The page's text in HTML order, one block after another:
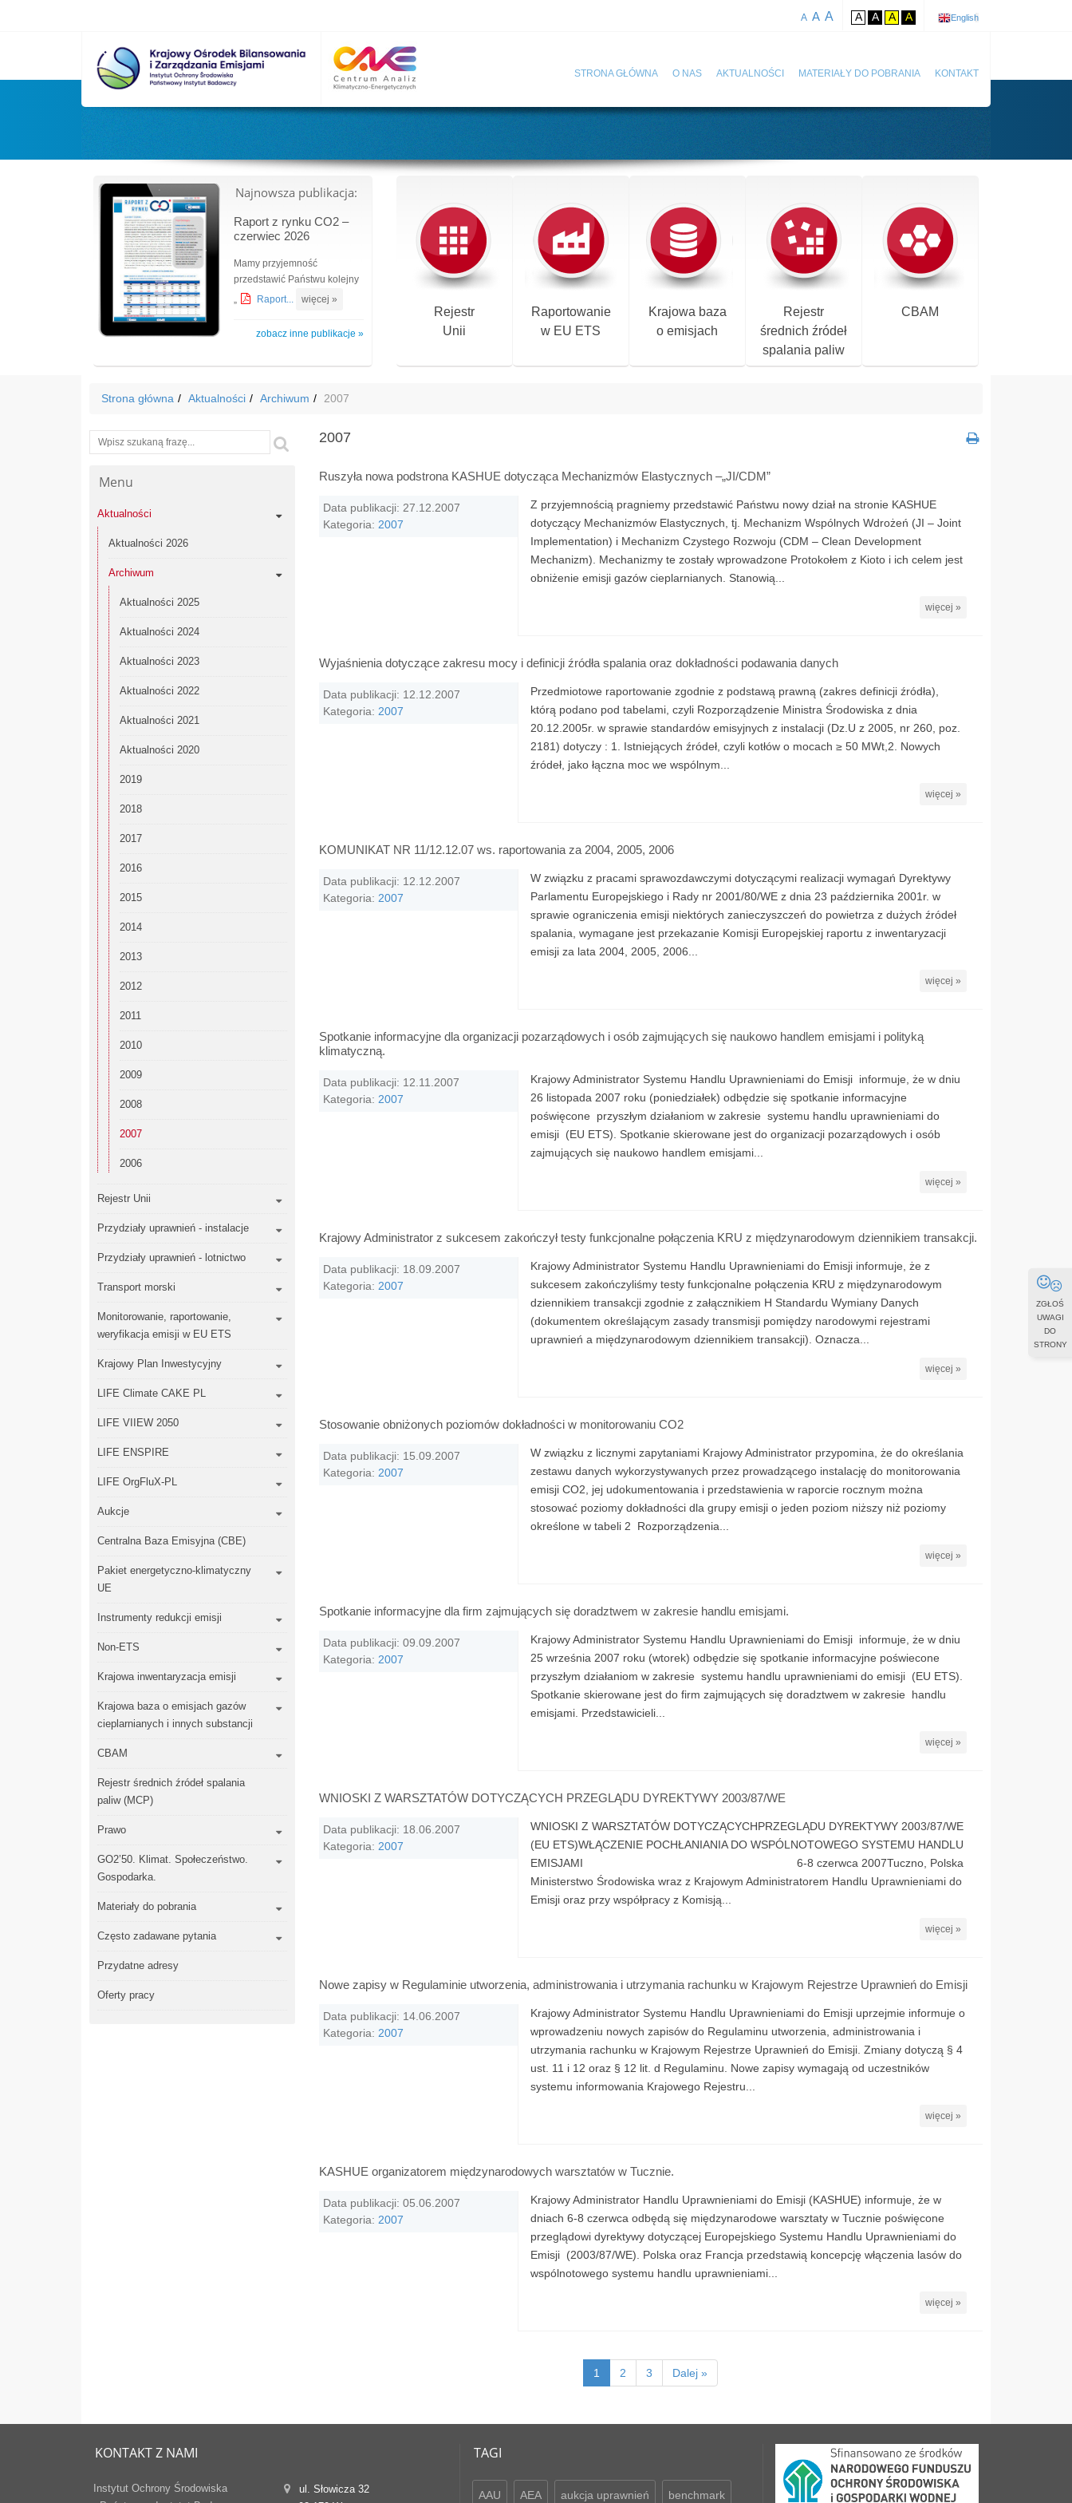
A A A A A A A English
STRONA GŁÓWNA O NAS AKTUALNOŚCI MATERIAŁY DO POBRANIA KONTAKT
Najnowsza publikacja:
Raport z rynku CO2 –
czerwiec 2026
Mamy przyjemność
przedstawić Państwu kolejny
„
Raport... więcej »
zobacz inne publikacje »
Rejestr
Unii
Raportowanie
w EU ETS
Krajowa baza
o emisjach
Rejestr
średnich źródeł
spalania paliw
CBAM
Strona główna Aktualności Archiwum 2007
Wyszukiwarka Szukaj
Menu
Aktualności
Aktualności 2026
Archiwum
Aktualności 2025
Aktualności 2024
Aktualności 2023
Aktualności 2022
Aktualności 2021
Aktualności 2020
2019
2018
2017
2016
2015
2014
2013
2012
2011
2010
2009
2008
2007
2006
Rejestr Unii
Przydziały uprawnień - instalacje
Przydziały uprawnień - lotnictwo
Transport morski
Monitorowanie, raportowanie,
weryfikacja emisji w EU ETS
Krajowy Plan Inwestycyjny
LIFE Climate CAKE PL
LIFE VIIEW 2050
LIFE ENSPIRE
LIFE OrgFluX-PL
Aukcje
Centralna Baza Emisyjna (CBE)
Pakiet energetyczno-klimatyczny
UE
Instrumenty redukcji emisji
Non-ETS
Krajowa inwentaryzacja emisji
Krajowa baza o emisjach gazów
cieplarnianych i innych substancji
CBAM
Rejestr średnich źródeł spalania
paliw (MCP)
Prawo
GO2’50. Klimat. Społeczeństwo.
Gospodarka.
Materiały do pobrania
Często zadawane pytania
Przydatne adresy
Oferty pracy
2007
Ruszyła nowa podstrona KASHUE dotycząca Mechanizmów Elastycznych –„JI/CDM”
Data publikacji: 27.12.2007
Kategoria: 2007
Z przyjemnością pragniemy przedstawić Państwu nowy dział na stronie KASHUE
dotyczący Mechanizmów Elastycznych, tj. Mechanizm Wspólnych Wdrożeń (JI – Joint
Implementation) i Mechanizm Czystego Rozwoju (CDM – Clean Development
Mechanizm). Mechanizmy te zostały wprowadzone Protokołem z Kioto i ich celem jest
obniżenie emisji gazów cieplarnianych. Stanowią...
więcej »
Wyjaśnienia dotyczące zakresu mocy i definicji źródła spalania oraz dokładności podawania danych
Data publikacji: 12.12.2007
Kategoria: 2007
Przedmiotowe raportowanie zgodnie z podstawą prawną (zakres definicji źródła),
którą podano pod tabelami, czyli Rozporządzenie Ministra Środowiska z dnia
20.12.2005r. w sprawie standardów emisyjnych z instalacji (Dz.U z 2005, nr 260, poz.
2181) dotyczy : 1. Istniejących źródeł, czyli kotłów o mocach ≥ 50 MWt,2. Nowych
źródeł, jako łączna moc we wspólnym...
więcej »
KOMUNIKAT NR 11/12.12.07 ws. raportowania za 2004, 2005, 2006
Data publikacji: 12.12.2007
Kategoria: 2007
W związku z pracami sprawozdawczymi dotyczącymi realizacji wymagań Dyrektywy
Parlamentu Europejskiego i Rady nr 2001/80/WE z dnia 23 października 2001r. w
sprawie ograniczenia emisji niektórych zanieczyszczeń do powietrza z dużych źródeł
spalania, wymagane jest przekazanie Komisji Europejskiej raportu z inwentaryzacji
emisji za lata 2004, 2005, 2006...
więcej »
Spotkanie informacyjne dla organizacji pozarządowych i osób zajmujących się naukowo handlem emisjami i polityką
klimatyczną.
Data publikacji: 12.11.2007
Kategoria: 2007
Krajowy Administrator Systemu Handlu Uprawnieniami do Emisji informuje, że w dniu
26 listopada 2007 roku (poniedziałek) odbędzie się spotkanie informacyjne
poświęcone przyszłym działaniom w zakresie systemu handlu uprawnieniami do
emisji (EU ETS). Spotkanie skierowane jest do organizacji pozarządowych i osób
zajmujących się naukowo handlem emisjami...
więcej »
Krajowy Administrator z sukcesem zakończył testy funkcjonalne połączenia KRU z międzynarodowym dziennikiem transakcji.
Data publikacji: 18.09.2007
Kategoria: 2007
Krajowy Administrator Systemu Handlu Uprawnieniami do Emisji informuje, że z
sukcesem zakończyliśmy testy funkcjonalne połączenia KRU z międzynarodowym
dziennikiem transakcji zgodnie z załącznikiem H Standardu Wymiany Danych
(dokumentem określającym zasady transmisji pomiędzy narodowymi rejestrami
uprawnień a międzynarodowym dziennikiem transakcji). Oznacza...
więcej »
Stosowanie obniżonych poziomów dokładności w monitorowaniu CO2
Data publikacji: 15.09.2007
Kategoria: 2007
W związku z licznymi zapytaniami Krajowy Administrator przypomina, że do określania
zestawu danych wykorzystywanych przez prowadzącego instalację do monitorowania
emisji CO2, jej udokumentowania i przedstawienia w raporcie rocznym można
stosować poziomy dokładności dla grupy emisji o jeden poziom niższy niż poziomy
określone w tabeli 2 Rozporządzenia...
więcej »
Spotkanie informacyjne dla firm zajmujących się doradztwem w zakresie handlu emisjami.
Data publikacji: 09.09.2007
Kategoria: 2007
Krajowy Administrator Systemu Handlu Uprawnieniami do Emisji informuje, że w dniu
25 września 2007 roku (wtorek) odbędzie się spotkanie informacyjne poświecone
przyszłym działaniom w zakresie systemu handlu uprawnieniami do emisji (EU ETS).
Spotkanie skierowane jest do firm zajmujących się doradztwem w zakresie handlu
emisjami. Przedstawicieli...
więcej »
WNIOSKI Z WARSZTATÓW DOTYCZĄCYCH PRZEGLĄDU DYREKTYWY 2003/87/WE
Data publikacji: 18.06.2007
Kategoria: 2007
WNIOSKI Z WARSZTATÓW DOTYCZĄCYCHPRZEGLĄDU DYREKTYWY 2003/87/WE
(EU ETS)WŁĄCZENIE POCHŁANIANIA DO WSPÓLNOTOWEGO SYSTEMU HANDLU
EMISJAMI 6-8 czerwca 2007Tuczno, Polska
Ministerstwo Środowiska wraz z Krajowym Administratorem Handlu Uprawnieniami do
Emisji oraz przy współpracy z Komisją...
więcej »
Nowe zapisy w Regulaminie utworzenia, administrowania i utrzymania rachunku w Krajowym Rejestrze Uprawnień do Emisji
Data publikacji: 14.06.2007
Kategoria: 2007
Krajowy Administrator Systemu Handlu Uprawnieniami do Emisji uprzejmie informuje o
wprowadzeniu nowych zapisów do Regulaminu utworzenia, administrowania i
utrzymania rachunku w Krajowym Rejestrze Uprawnień do Emisji. Zmiany dotyczą § 4
ust. 11 i 12 oraz § 12 lit. d Regulaminu. Nowe zapisy wymagają od uczestników
systemu informowania Krajowego Rejestru...
więcej »
KASHUE organizatorem międzynarodowych warsztatów w Tucznie.
Data publikacji: 05.06.2007
Kategoria: 2007
Krajowy Administrator Handlu Uprawnieniami do Emisji (KASHUE) informuje, że w
dniach 6-8 czerwca odbędą się międzynarodowe warsztaty w Tucznie poświęcone
przeglądowi dyrektywy dotyczącej Europejskiego Systemu Handlu Uprawnieniami do
Emisji (2003/87/WE). Polska oraz Francja przedstawią koncepcję włączenia lasów do
wspólnotowego systemu handlu uprawnieniami...
więcej »
1 2 3 Dalej »
KONTAKT Z NAMI
Instytut Ochrony Środowiska
ul. Słowicza 32
TAGI
AAU AEA aukcja uprawnień benchmark
ZGŁOŚ
UWAGI
DO
STRONY